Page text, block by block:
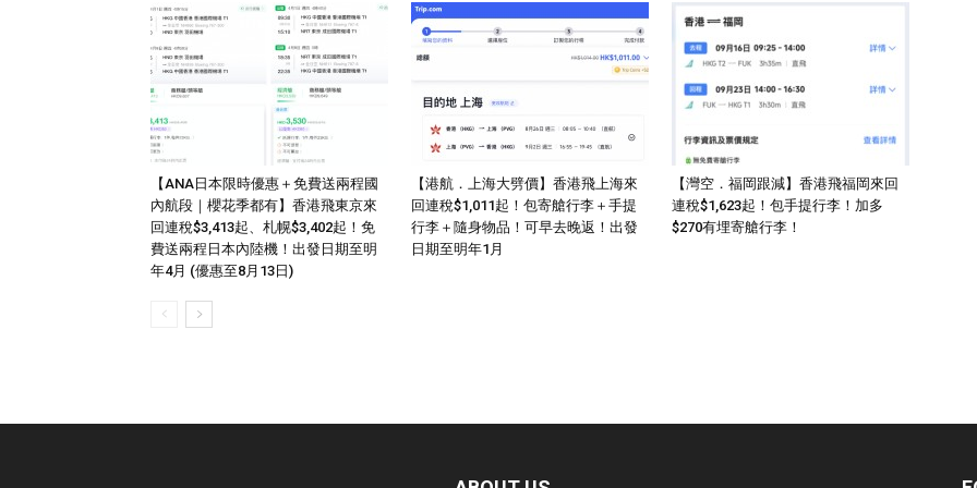
【ANA日本限時優惠＋免費送兩程國
內航段｜櫻花季都有】香港飛東京來
回連稅$3,413起、札幌$3,402起！免
費送兩程日本內陸機！出發日期至明
年4月 (優惠至8月13日)
【港航．上海大劈價】香港飛上海來
回連稅$1,011起！包寄艙行李＋手提
行李＋隨身物品！可早去晚返！出發
日期至明年1月
【灣空．福岡跟減】香港飛福岡來回
連稅$1,623起！包手提行李！加多
$270有埋寄艙行李！